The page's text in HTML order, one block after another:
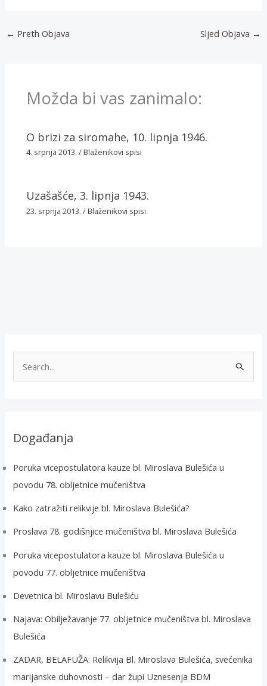
← Preth Objava Sljed Objava →
Možda bi vas zanimalo:
O brizi za siromahe, 10. lipnja 1946.
4. srpnja 2013./Blaženikovi spisi
Uzašašće, 3. lipnja 1943.
23. srpnja 2013./Blaženikovi spisi
:Događanja
Poruka vicepostulatora kauze bl. Miroslava Bulešića u
povodu 78. obljetnice mučeništva
Kako zatražiti relikvije bl. Miroslava Bulešića?
Proslava 78. godišnjice mučeništva bl. Miroslava Bulešića
Poruka vicepostulatora kauze bl. Miroslava Bulešića u
povodu 77. obljetnice mučeništva
Devetnica bl. Miroslavu Bulešiću
Najava: Obilježavanje 77. obljetnice mučeništva bl. Miroslava
Bulešića
ZADAR, BELAFUŽA: Relikvija Bl. Miroslava Bulešića, svećenika
marijanske duhovnosti – dar župi Uznesenja BDM